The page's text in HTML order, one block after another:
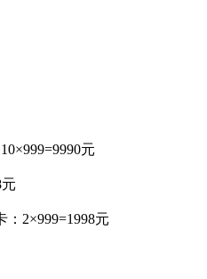
元
2×999=1998元